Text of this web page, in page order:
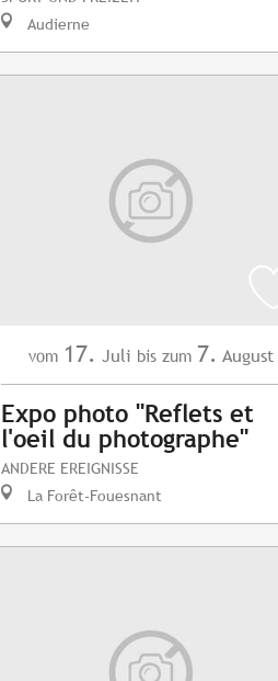
Audierne
vom 17. Juli bis zum 7. August
Expo photo "Reflets et
l'oeil du photographe"
ANDERE EREIGNISSE
La Forêt-Fouesnant